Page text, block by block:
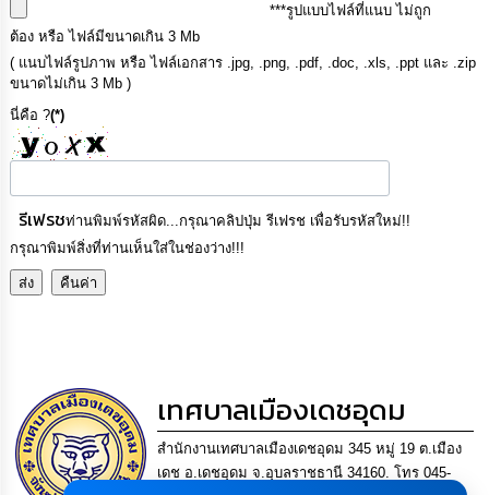
เรียน
ร้อง
ทุกข์
e-
Service
กิจการ
สภา
กิจการ
สภา
ของ
เรา
การ
จัดการ
***รูปแบบไฟล์ที่แนบ ไม่ถูก
ต้อง หรือ ไฟล์มีขนาดเกิน 3 Mb
( แนบไฟล์รูปภาพ หรือ ไฟล์เอกสาร .jpg, .png, .pdf, .doc, .xls, .ppt และ .zip
ขนาดไม่เกิน 3 Mb )
นี่คือ ?(*)
รีเฟรชท่านพิมพ์รหัสผิด...กรุณาคลิปปุ่ม รีเฟรช เพื่อรับรหัสใหม่!!
กรุณาพิมพ์สิ่งที่ท่านเห็นใส่ในช่องว่าง!!!
เทศบาลเมืองเดชอุดม
สำนักงานเทศบาลเมืองเดชอุดม 345 หมู่ 19 ต.เมือง
เดช อ.เดชอุดม จ.อุบลราชธานี 34160. โทร 045-